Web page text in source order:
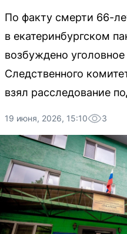
По факту смерти 66-
в екатеринбургском
возбуждено
Следственного
взял расследование
19 июня, 2026, 15:10 3